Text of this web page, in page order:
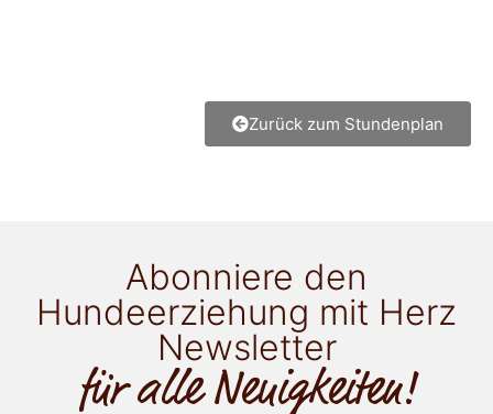
Zurück zum Stundenplan
Abonniere den
Hundeerziehung mit Herz
Newsletter
für alle Neuigkeiten!